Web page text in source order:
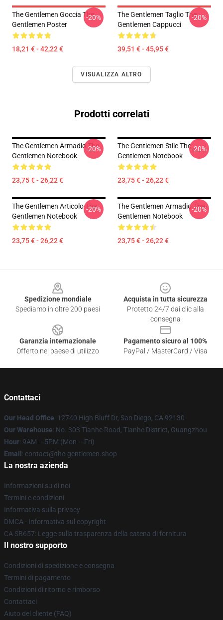
The Gentlemen Goccia The
Gentlemen Poster
18,21 € - 42,22 €
-20%
The Gentlemen Taglio The
Gentlemen Cappucci
39,51 € - 45,95 €
-20%
VISUALIZZA ALTRO
Prodotti correlati
The Gentlemen Armadio The
Gentlemen Notebook
23,75 € - 26,22 €
-20%
The Gentlemen Stile The
Gentlemen Notebook
23,75 € - 26,22 €
-20%
The Gentlemen Articolo The
Gentlemen Notebook
23,75 € - 26,22 €
-20%
The Gentlemen Armadio The
Gentlemen Notebook
23,75 € - 26,22 €
-20%
Spedizione mondiale
Spediamo in oltre 200 paesi
Acquista in tutta sicurezza
Protetto 24/7 dai clic alla
consegna
Garanzia internazionale
Offerto nel paese di utilizzo
Pagamento sicuro al 100%
PayPal / MasterCard / Visa
Contattaci
Our Head Office: 12740 High Bluff Dr, San Diego, CA 92130
Our Warehouse: No. 303 Tianhe Road, Tianhe District, Guangzhou
Hour: 9AM – 5PM (Mon – Fri)
Email : contact@the-gentlemen.shop
La nostra azienda
Informazioni su di noi
Termini e condizioni
Informativa sulla privacy
DMCA - Informativa sul copyright
CA SB657: Legge sulla trasparenza della catena di fornitura
Il nostro supporto
Condizioni di spedizione e consegna
Termini di pagamento
Condizioni di ritorno e rimborso
Contattaci
Aiuto del cliente (FAQ)